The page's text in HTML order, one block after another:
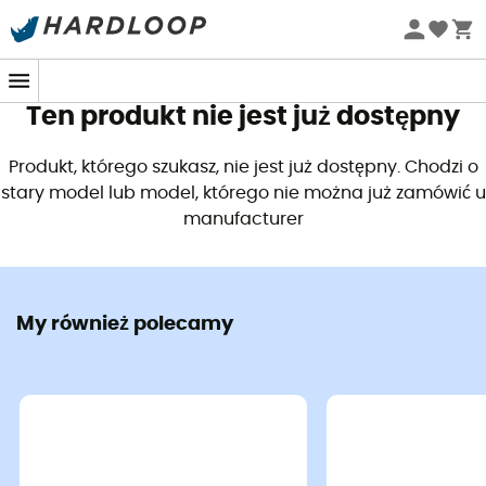
Letnie promocje 🔥 -5% DODATKOWO przy zakupie 2
Ten produkt nie jest już dostępny
Produkt, którego szukasz, nie jest już dostępny. Chodzi o
stary model lub model, którego nie można już zamówić u
manufacturer
My również polecamy